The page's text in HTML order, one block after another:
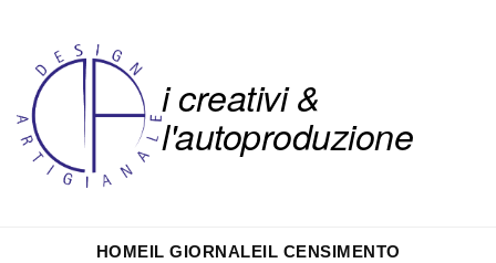
i creativi &
l'autoproduzione
HOMEIL GIORNALEIL CENSIMENTO